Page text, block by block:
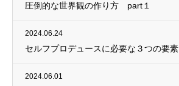
圧倒的な世界観の作り方 part１
2024.06.24
セルフプロデュースに必要な３つの要素
2024.06.01